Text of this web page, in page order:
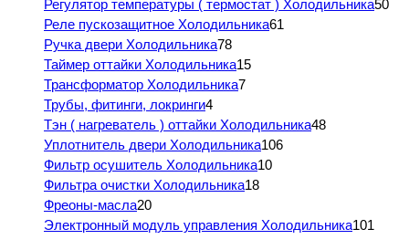
Регулятор температуры ( термостат ) Холодильника50
Реле пускозащитное Холодильника61
Ручка двери Холодильника78
Таймер оттайки Холодильника15
Трансформатор Холодильника7
Трубы, фитинги, локринги4
Тэн ( нагреватель ) оттайки Холодильника48
Уплотнитель двери Холодильника106
Фильтр осушитель Холодильника10
Фильтра очистки Холодильника18
Фреоны-масла20
Электронный модуль управления Холодильника101